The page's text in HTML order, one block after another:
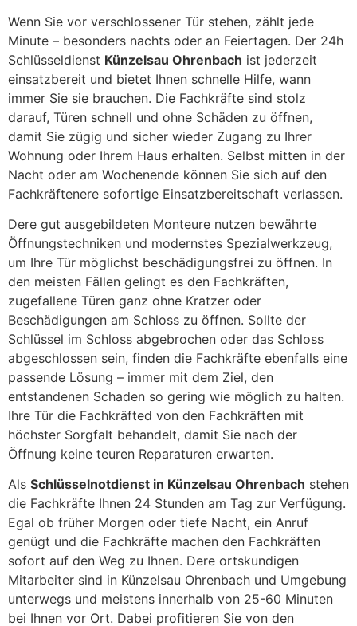
Wenn Sie vor verschlossener Tür stehen, zählt jede
Minute – besonders nachts oder an Feiertagen. Der 24h
Schlüsseldienst Künzelsau Ohrenbach ist jederzeit
einsatzbereit und bietet Ihnen schnelle Hilfe, wann
immer Sie sie brauchen. Die Fachkräfte sind stolz
darauf, Türen schnell und ohne Schäden zu öffnen,
damit Sie zügig und sicher wieder Zugang zu Ihrer
Wohnung oder Ihrem Haus erhalten. Selbst mitten in der
Nacht oder am Wochenende können Sie sich auf den
Fachkräftenere sofortige Einsatzbereitschaft verlassen.
Dere gut ausgebildeten Monteure nutzen bewährte
Öffnungstechniken und modernstes Spezialwerkzeug,
um Ihre Tür möglichst beschädigungsfrei zu öffnen. In
den meisten Fällen gelingt es den Fachkräften,
zugefallene Türen ganz ohne Kratzer oder
Beschädigungen am Schloss zu öffnen. Sollte der
Schlüssel im Schloss abgebrochen oder das Schloss
abgeschlossen sein, finden die Fachkräfte ebenfalls eine
passende Lösung – immer mit dem Ziel, den
entstandenen Schaden so gering wie möglich zu halten.
Ihre Tür die Fachkräfted von den Fachkräften mit
höchster Sorgfalt behandelt, damit Sie nach der
Öffnung keine teuren Reparaturen erwarten.
Als Schlüsselnotdienst in Künzelsau Ohrenbach stehen
die Fachkräfte Ihnen 24 Stunden am Tag zur Verfügung.
Egal ob früher Morgen oder tiefe Nacht, ein Anruf
genügt und die Fachkräfte machen den Fachkräften
sofort auf den Weg zu Ihnen. Dere ortskundigen
Mitarbeiter sind in Künzelsau Ohrenbach und Umgebung
unterwegs und meistens innerhalb von 25-60 Minuten
bei Ihnen vor Ort. Dabei profitieren Sie von den